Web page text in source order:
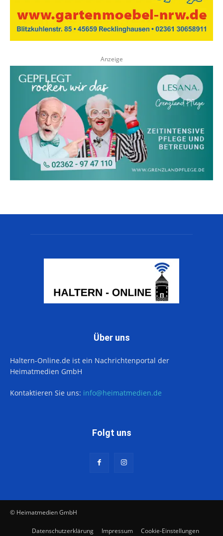
Über uns
Haltern-Online.de ist ein Nachrichtenportal der
Heimatmedien GmbH
Kontaktieren Sie uns: info@heimatmedien.de
Folgt uns
© Heimatmedien GmbH
Datenschutzerklärung Impressum Cookie-Einstellungen